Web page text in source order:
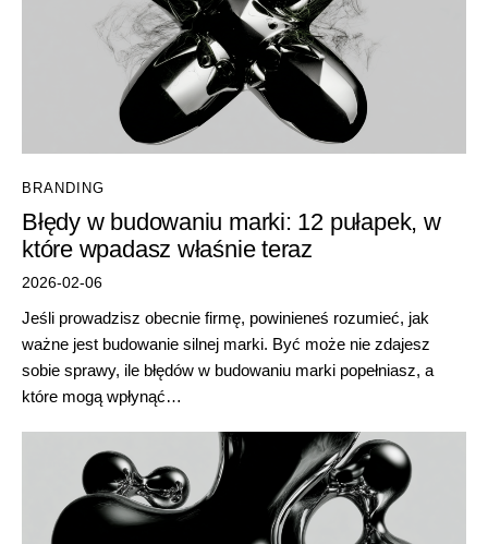
BRANDING
Błędy w budowaniu marki: 12 pułapek, w
które wpadasz właśnie teraz
2026-02-06
Jeśli prowadzisz obecnie firmę, powinieneś rozumieć, jak
ważne jest budowanie silnej marki. Być może nie zdajesz
sobie sprawy, ile błędów w budowaniu marki popełniasz, a
które mogą wpłynąć…